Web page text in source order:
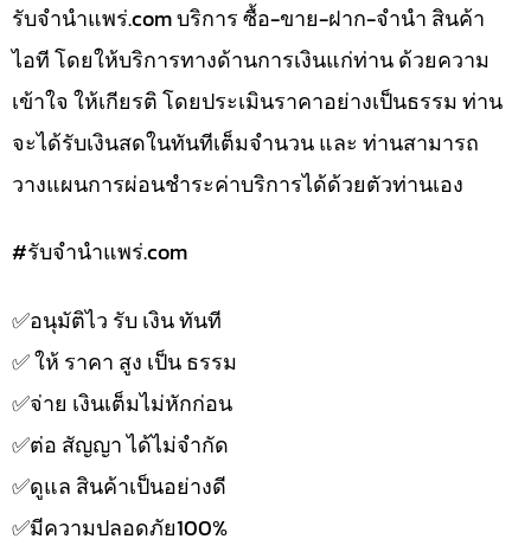
รับจํานําแพร่.com บริการ ซื้อ-ขาย-ฝาก-จำนำ สินค้า
ไอที โดยให้บริการทางด้านการเงินแก่ท่าน ด้วยความ
เข้าใจ ให้เกียรติ โดยประเมินราคาอย่างเป็นธรรม ท่าน
จะได้รับเงินสดในทันทีเต็มจำนวน และ ท่านสามารถ
วางแผนการผ่อนชำระค่าบริการได้ด้วยตัวท่านเอง
#รับจํานําแพร่.com
✅️อนุมัติไว รับ เงิน ทันที
✅️ ให้ ราคา สูง เป็น ธรรม
✅️จ่าย เงินเต็มไม่หักก่อน
✅️ต่อ สัญญา ได้ไม่จำกัด
✅️ดูแล สินค้าเป็นอย่างดี
✅️มีความปลอดภัย100%